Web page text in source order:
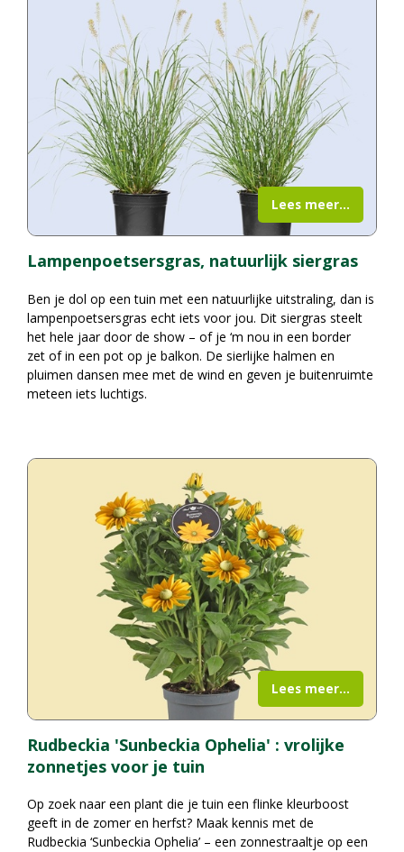
Lampenpoetsersgras, natuurlijk siergras
Ben je dol op een tuin met een natuurlijke uitstraling, dan is
lampenpoetsersgras echt iets voor jou. Dit siergras steelt
het hele jaar door de show – of je ‘m nou in een border
zet of in een pot op je balkon. De sierlijke halmen en
pluimen dansen mee met de wind en geven je buitenruimte
meteen iets luchtigs.
Lees meer...
Rudbeckia 'Sunbeckia Ophelia' : vrolijke
zonnetjes voor je tuin
Op zoek naar een plant die je tuin een flinke kleurboost
geeft in de zomer en herfst? Maak kennis met de
Rudbeckia ‘Sunbeckia Ophelia’ – een zonnestraaltje op een
Lees meer...